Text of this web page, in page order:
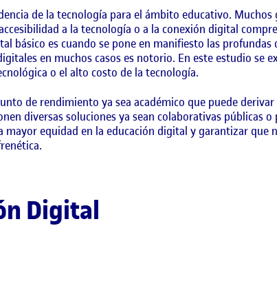
de la tecnología para el ámbito educativo.
a la tecnología o a la conexión digital
es cuando se pone en manifiesto las profundas
en muchos casos es notorio. En este estudio se
o el alto costo de la tecnología.
de rendimiento ya sea académico que puede
diversas soluciones ya sean colaborativas públicas o
equidad en la educación digital y garantizar que
Digital